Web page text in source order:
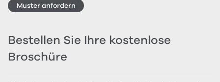
Muster anfordern
Bestellen Sie Ihre kostenlose
Broschüre